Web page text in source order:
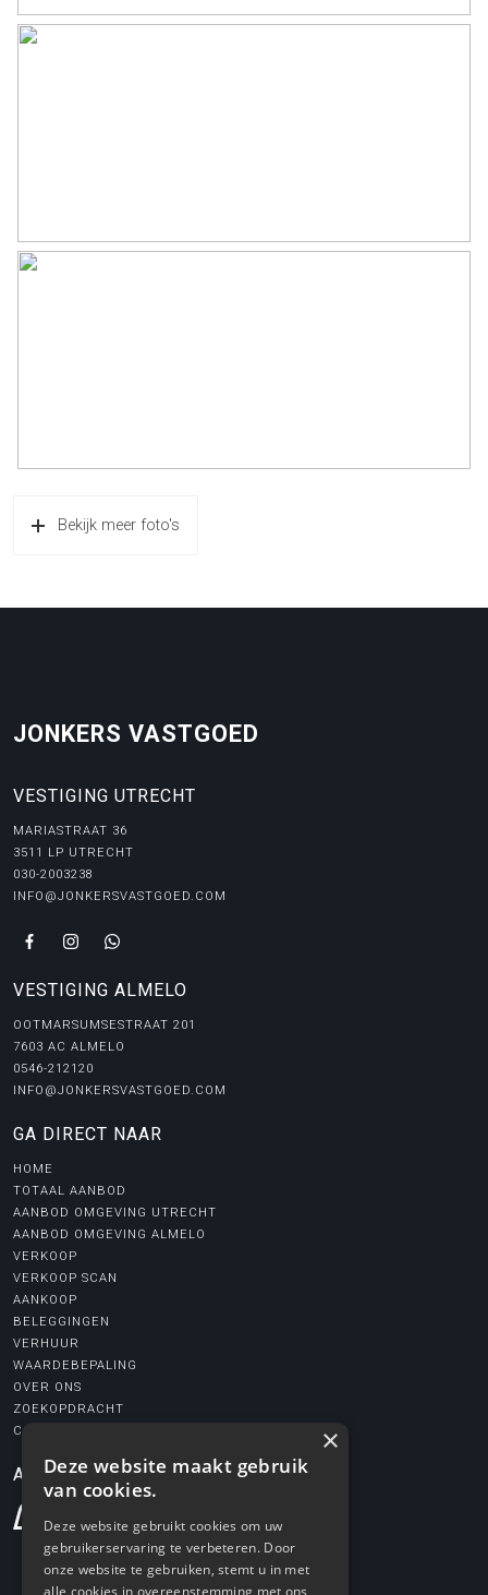
Bekijk meer foto's
JONKERS VASTGOED
VESTIGING UTRECHT
MARIASTRAAT 36
3511 LP UTRECHT
030-2003238
INFO@JONKERSVASTGOED.COM
VESTIGING ALMELO
OOTMARSUMSESTRAAT 201
7603 AC ALMELO
0546-212120
INFO@JONKERSVASTGOED.COM
GA DIRECT NAAR
HOME
TOTAAL AANBOD
AANBOD OMGEVING UTRECHT
AANBOD OMGEVING ALMELO
VERKOOP
VERKOOP SCAN
AANKOOP
BELEGGINGEN
VERHUUR
WAARDEBEPALING
OVER ONS
ZOEKOPDRACHT
CONTACT
AANGESLOTEN BIJ
×
Deze website maakt gebruik
van cookies.
Deze website gebruikt cookies om uw
gebruikerservaring te verbeteren. Door
onze website te gebruiken, stemt u in met
alle cookies in overeenstemming met ons